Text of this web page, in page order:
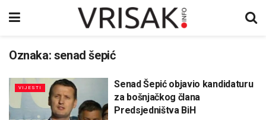
Oznaka: senad šepić
VIJESTI
Senad Šepić objavio kandidaturu
za bošnjačkog člana
Predsjedništva BiH